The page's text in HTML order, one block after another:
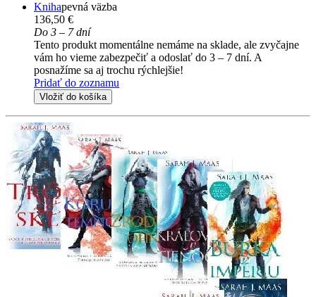
Knihapevná väzba
136,50 €
Do 3 – 7 dní
Tento produkt momentálne nemáme na sklade, ale zvyčajne
vám ho vieme zabezpečiť a odoslať do 3 – 7 dní. A
posnažíme sa aj trochu rýchlejšie!
Pridať do zoznamu
Vložiť do košíka